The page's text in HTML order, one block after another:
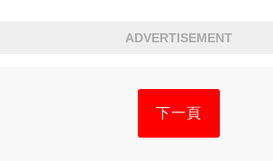
ADVERTISEMENT
下一頁